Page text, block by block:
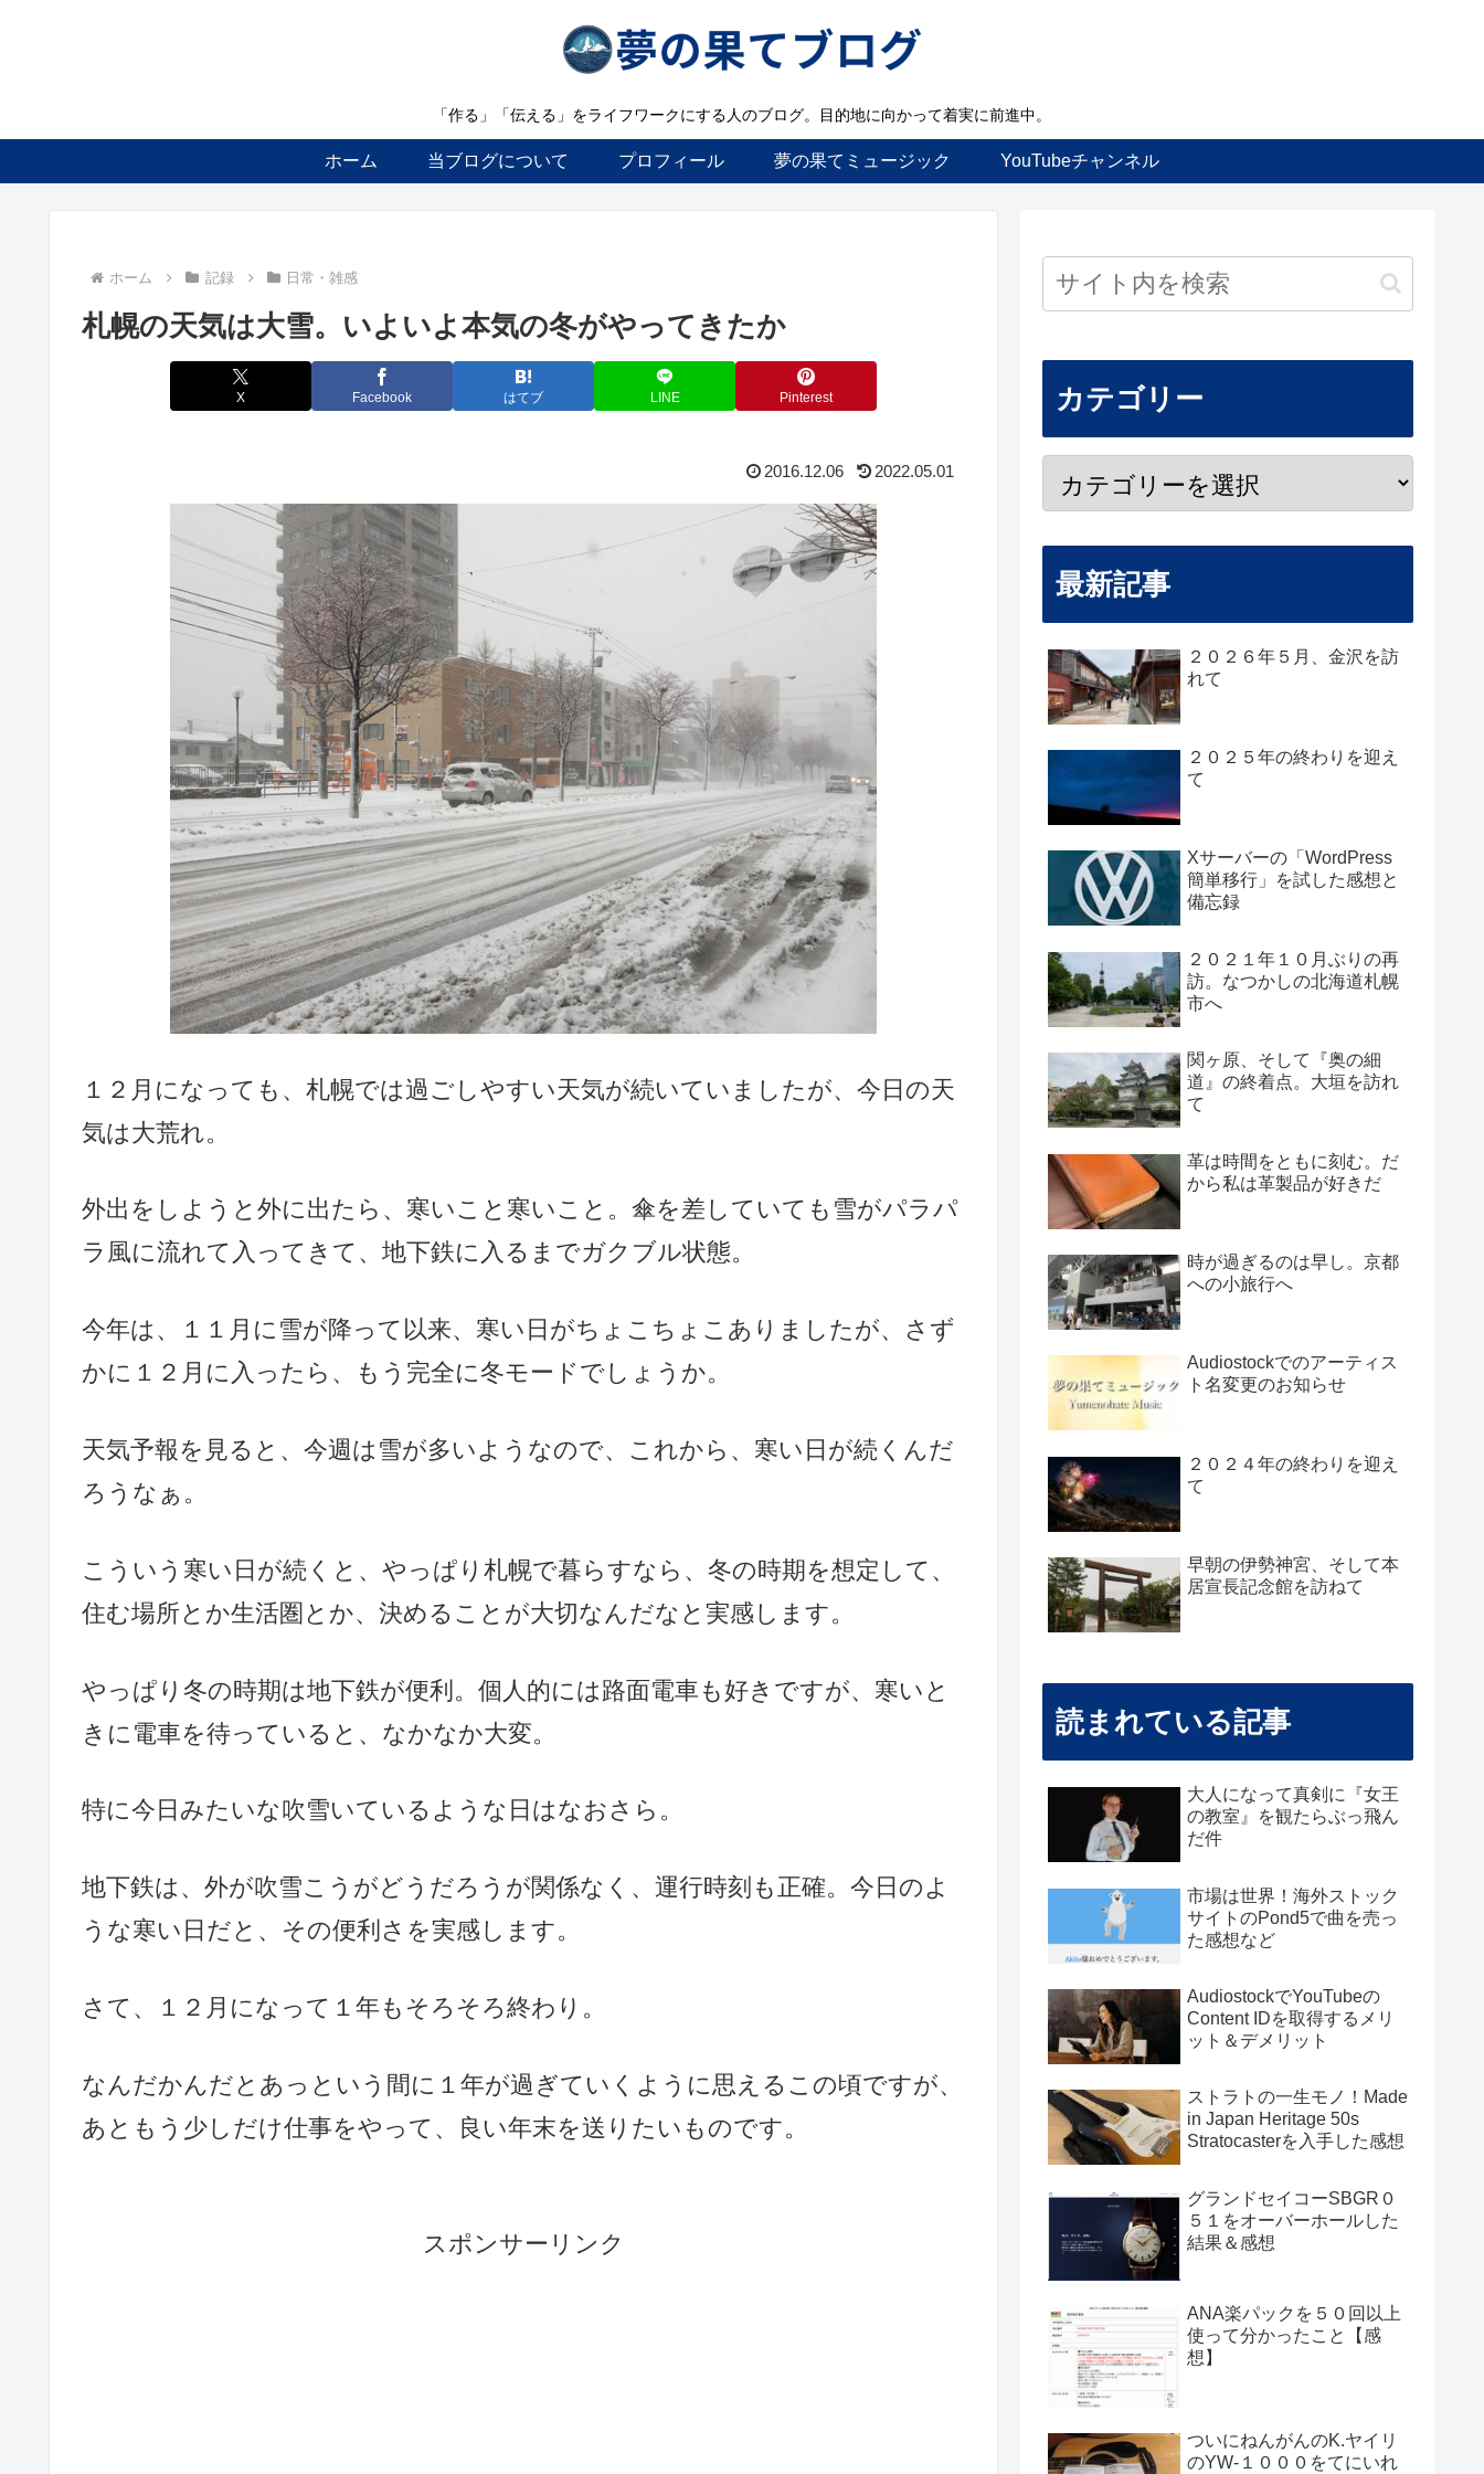
「作る」「伝える」をライフワークにする人のブログ。目的地に向かって着実に前進中。
ホーム 当ブログについて プロフィール 夢の果てミュージック YouTubeチャンネル
ホーム 記録 日常・雑感
札幌の天気は大雪。いよいよ本気の冬がやってきたか
X Facebook はてブ LINE Pinterest
2016.12.06 2022.05.01
１２月になっても、札幌では過ごしやすい天気が続いていましたが、今日の天
気は大荒れ。
外出をしようと外に出たら、寒いこと寒いこと。傘を差していても雪がパラパ
ラ風に流れて入ってきて、地下鉄に入るまでガクブル状態。
今年は、１１月に雪が降って以来、寒い日がちょこちょこありましたが、さず
かに１２月に入ったら、もう完全に冬モードでしょうか。
天気予報を見ると、今週は雪が多いようなので、これから、寒い日が続くんだ
ろうなぁ。
こういう寒い日が続くと、やっぱり札幌で暮らすなら、冬の時期を想定して、
住む場所とか生活圏とか、決めることが大切なんだなと実感します。
やっぱり冬の時期は地下鉄が便利。個人的には路面電車も好きですが、寒いと
きに電車を待っていると、なかなか大変。
特に今日みたいな吹雪いているような日はなおさら。
地下鉄は、外が吹雪こうがどうだろうが関係なく、運行時刻も正確。今日のよ
うな寒い日だと、その便利さを実感します。
さて、１２月になって１年もそろそろ終わり。
なんだかんだとあっという間に１年が過ぎていくように思えるこの頃ですが、
あともう少しだけ仕事をやって、良い年末を送りたいものです。
スポンサーリンク
カテゴリー
最新記事
２０２６年５月、金沢を訪
れて
２０２５年の終わりを迎え
て
Xサーバーの「WordPress
簡単移行」を試した感想と
備忘録
２０２１年１０月ぶりの再
訪。なつかしの北海道札幌
市へ
関ヶ原、そして『奥の細
道』の終着点。大垣を訪れ
て
革は時間をともに刻む。だ
から私は革製品が好きだ
時が過ぎるのは早し。京都
への小旅行へ
Audiostockでのアーティス
ト名変更のお知らせ
２０２４年の終わりを迎え
て
早朝の伊勢神宮、そして本
居宣長記念館を訪ねて
読まれている記事
大人になって真剣に『女王
の教室』を観たらぶっ飛ん
だ件
市場は世界！海外ストック
サイトのPond5で曲を売っ
た感想など
AudiostockでYouTubeの
Content IDを取得するメリ
ット＆デメリット
ストラトの一生モノ！Made
in Japan Heritage 50s
Stratocasterを入手した感想
グランドセイコーSBGR０
５１をオーバーホールした
結果＆感想
ANA楽パックを５０回以上
使って分かったこと【感
想】
ついにねんがんのK.ヤイリ
のYW-１０００をてにいれ